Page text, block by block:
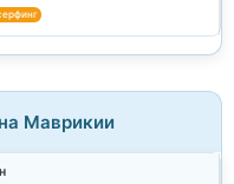
Маврикии